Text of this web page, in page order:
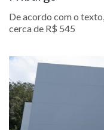
De acordo com o
cerca de R$ 545